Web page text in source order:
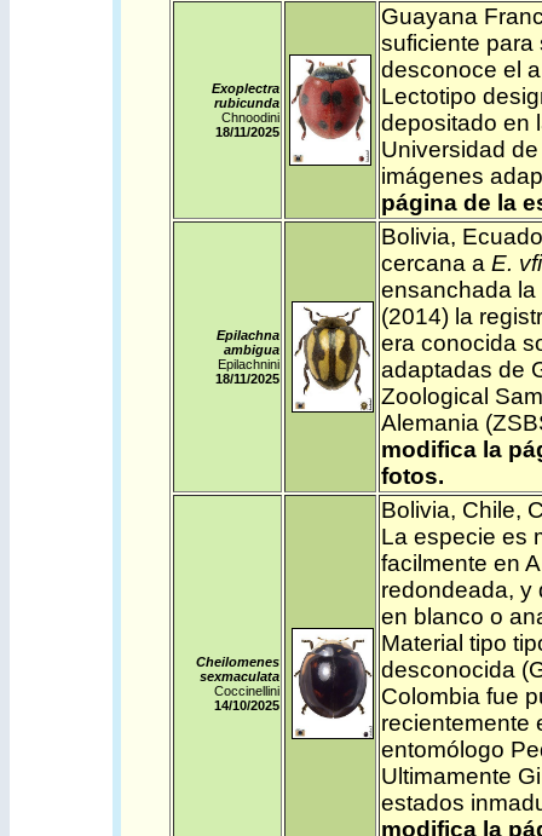
Exoplectra
rubicunda
Chnoodini
18/11/2025
Guayana
suficiente para
desconoce el
Lectotipo
depositado en
Universidad
imágenes
página de la
Epilachna
ambigua
Epilachnini
18/11/2025
Bolivia,
cercana a E.
ensanchada la
(2014) la
era conocida
adaptadas de
Zoological
Alemania
modifica la
fotos.
Cheilomenes
sexmaculata
Coccinellini
14/10/2025
Bolivia, Chile,
La especie es
facilmente en
redondeada, y
en blanco o
Material tipo
desconocida
Colombia fue
recientemente
entomólogo
Ultimamente
estados
modifica la